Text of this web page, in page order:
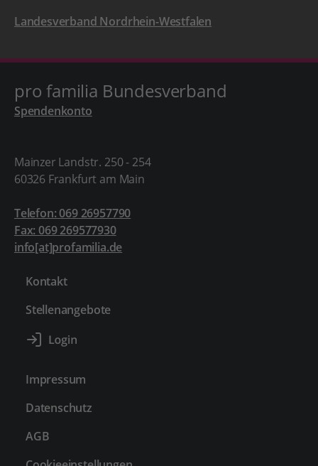
Landesverband Nordrhein-Westfalen
pro familia Bundesverband
Spendenkonto
Mainzer Landstr. 250 - 254
60326 Frankfurt am Main
Telefon: 069 26957790
Fax: 069 269577930
info[at]profamilia.de
Kontakt
Stellenangebote
Impressum
Datenschutz
AGB